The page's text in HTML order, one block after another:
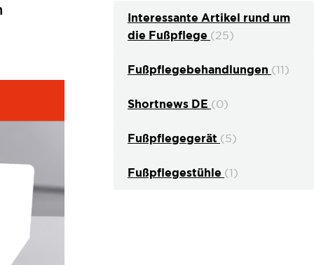
Interessante Artikel rund um
die Fußpflege (25)
Fußpflegebehandlungen (11)
Shortnews DE (0)
Fußpflegegerät (5)
Fußpflegestühle (1)